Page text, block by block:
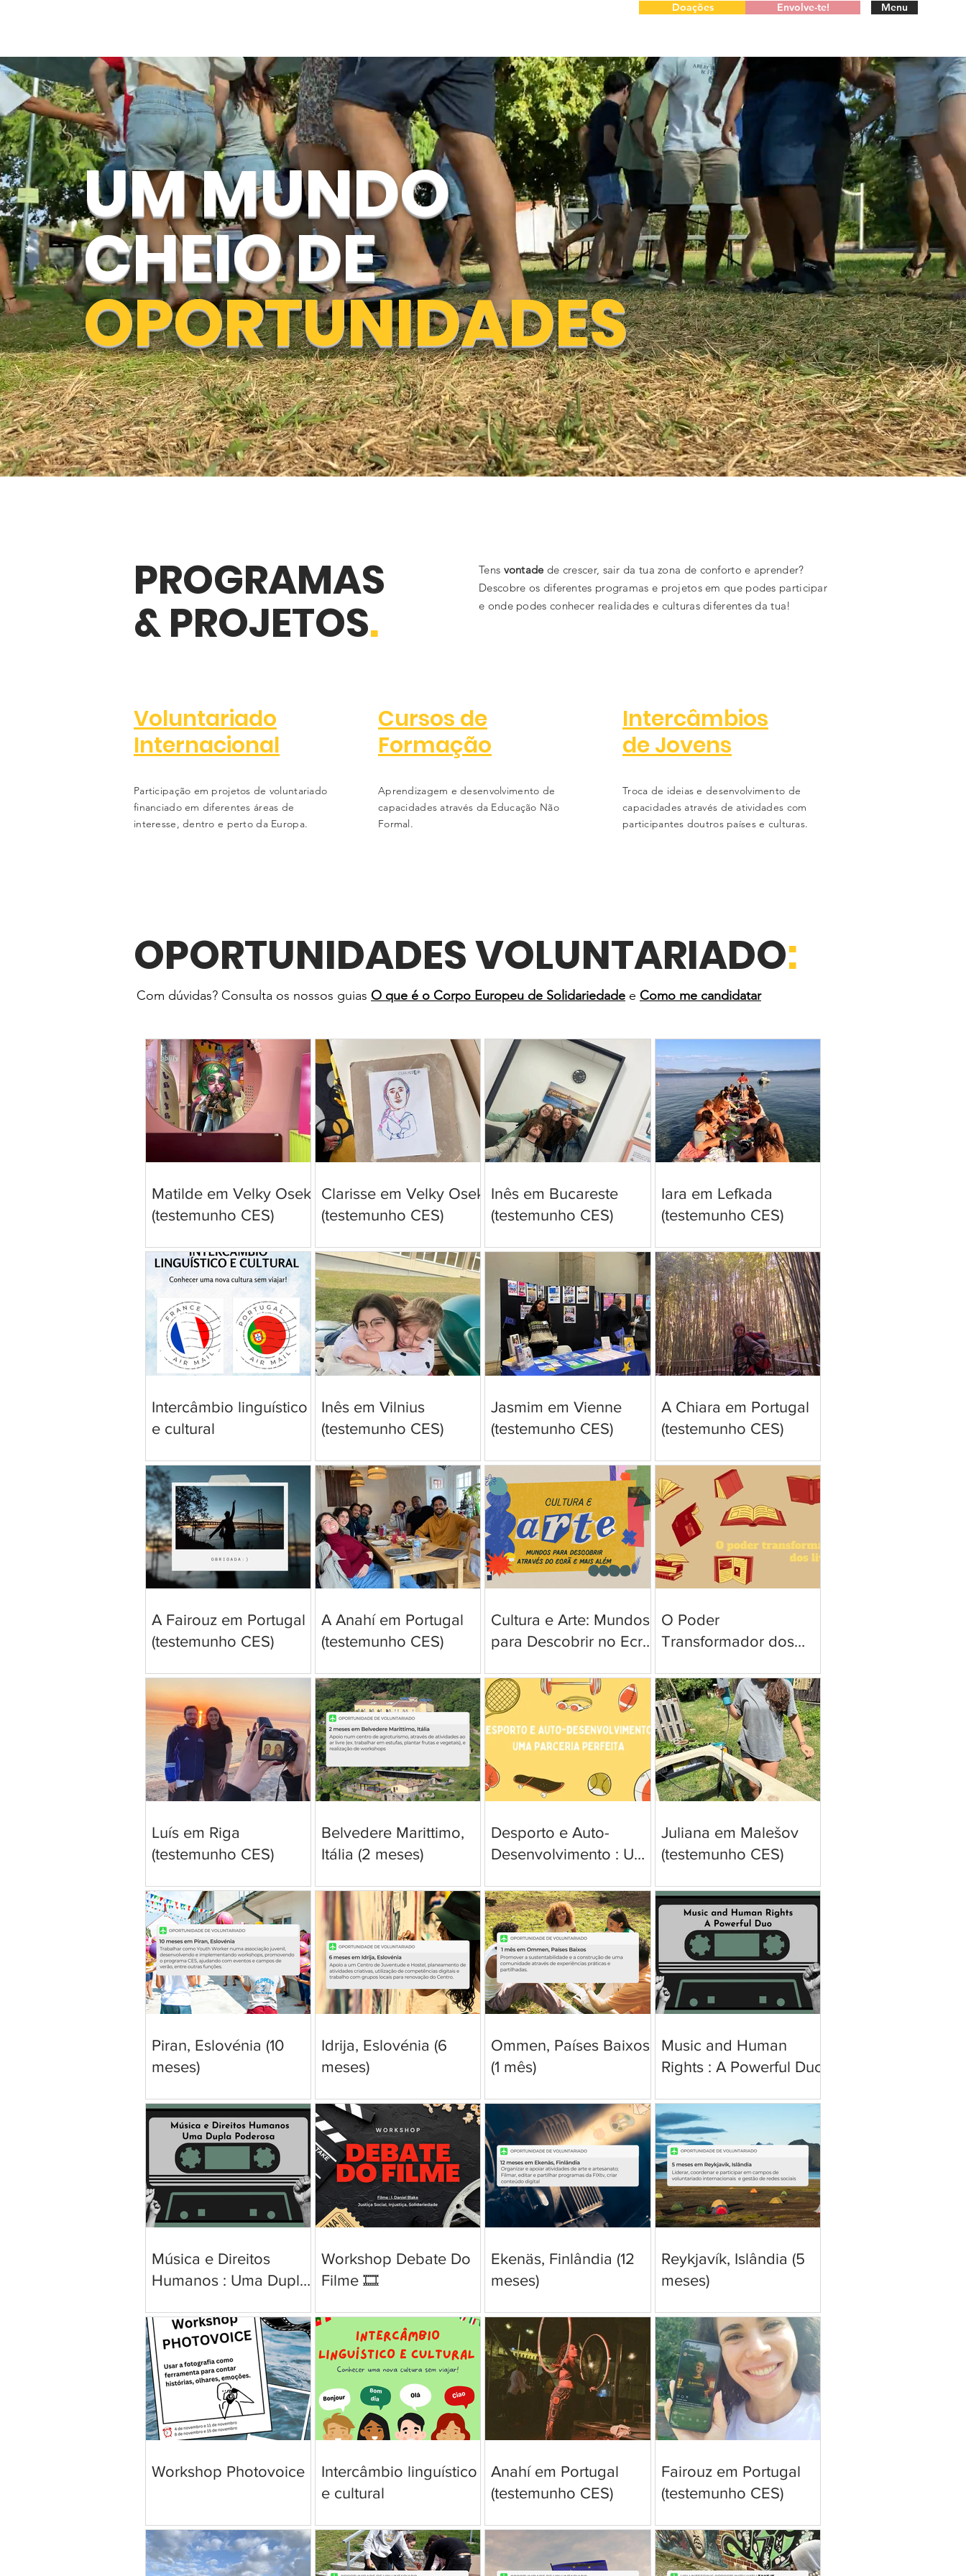
Doações Envolve-te! Menu
UM MUNDO
CHEIO DE
OPORTUNIDADES
PROGRAMAS
& PROJETOS.
Tens vontade de crescer, sair da tua zona de conforto e aprender?
Descobre os diferentes programas e projetos em que podes participar
e onde podes conhecer realidades e culturas diferentes da tua!
Voluntariado
Internacional
Participação em projetos de voluntariado
financiado em diferentes áreas de
interesse, dentro e perto da Europa.
Cursos de
Formação
Aprendizagem e desenvolvimento de
capacidades através da Educação Não
Formal.
Intercâmbios
de Jovens
Troca de ideias e desenvolvimento de
capacidades através de atividades com
participantes doutros países e culturas.
OPORTUNIDADES VOLUNTARIADO:
Com dúvidas? Consulta os nossos guias O que é o Corpo Europeu de Solidariedade e Como me candidatar
Matilde em Velky Osek
(testemunho CES)
Clarisse em Velky Osek
(testemunho CES)
Inês em Bucareste
(testemunho CES)
Iara em Lefkada
(testemunho CES)
Intercâmbio linguístico
e cultural
Inês em Vilnius
(testemunho CES)
Jasmim em Vienne
(testemunho CES)
A Chiara em Portugal
(testemunho CES)
A Fairouz em Portugal
(testemunho CES)
A Anahí em Portugal
(testemunho CES)
Cultura e Arte: Mundos
para Descobrir no Ecrã
O Poder
Transformador dos
Literatura Molda os
Direitos Humanos
Luís em Riga
(testemunho CES)
Belvedere Marittimo,
Itália (2 meses)
Desporto e Auto-
Desenvolvimento : Uma
Juliana em Malešov
(testemunho CES)
Piran, Eslovénia (10
meses)
Idrija, Eslovénia (6
meses)
Ommen, Países Baixos
(1 mês)
Music and Human
Rights : A Powerful Duo
Música e Direitos
Humanos : Uma Dupla
Workshop Debate Do
Filme 🎞️
Ekenäs, Finlândia (12
meses)
Reykjavík, Islândia (5
meses)
Workshop Photovoice
Intercâmbio linguístico
e cultural
Anahí em Portugal
(testemunho CES)
Fairouz em Portugal
(testemunho CES)